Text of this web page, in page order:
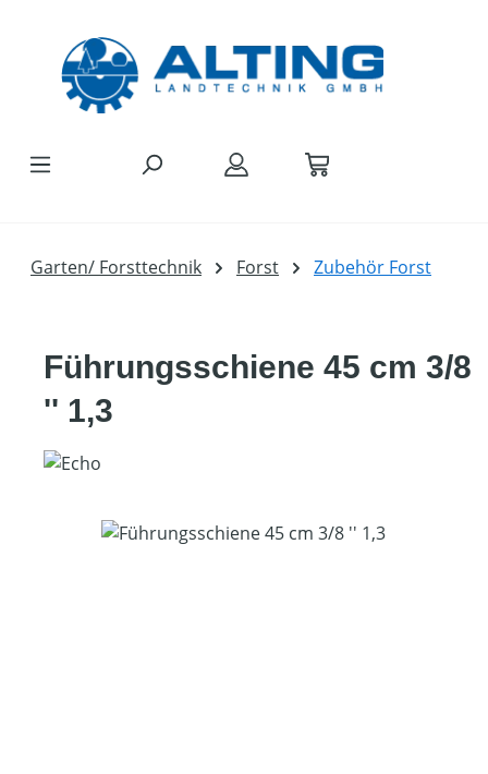
Garten/ Forsttechnik Forst Zubehör Forst
Führungsschiene 45 cm 3/8
'' 1,3
Bildergalerie überspringen